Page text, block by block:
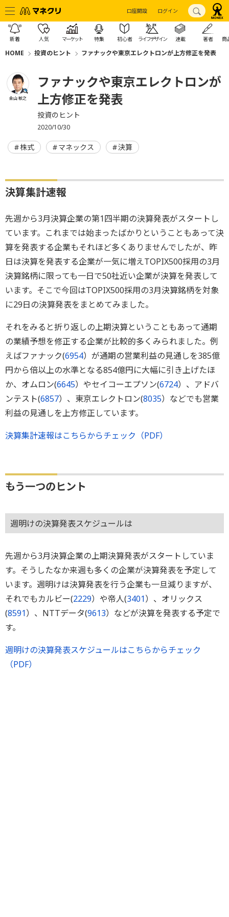
口座開設 ログイン
新着 人気 マーケット 特集 初心者 ライフデザイン 連載 著者 商
HOME 投資のヒント ファナックや東京エレクトロンが上方修正を発表
金山 敏之
ファナックや東京エレクトロンが
上方修正を発表
投資のヒント
2020/10/30
株式 マネックス 決算
決算集計速報
先週から3月決算企業の第1四半期の決算発表がスタートし
ています。これまでは始まったばかりということもあって決
算を発表する企業もそれほど多くありませんでしたが、昨
日は決算を発表する企業が一気に増えTOPIX500採用の3月
決算銘柄に限っても一日で50社近い企業が決算を発表して
います。そこで今回はTOPIX500採用の3月決算銘柄を対象
に29日の決算発表をまとめてみました。
それをみると折り返しの上期決算ということもあって通期
の業績予想を修正する企業が比較的多くみられました。例
えばファナック(6954）が通期の営業利益の見通しを385億
円から倍以上の水準となる854億円に大幅に引き上げたほ
か、オムロン(6645）やセイコーエプソン(6724）、アドバ
ンテスト(6857）、東京エレクトロン(8035）などでも営業
利益の見通しを上方修正しています。
決算集計速報はこちらからチェック（PDF）
もう一つのヒント
週明けの決算発表スケジュールは
先週から3月決算企業の上期決算発表がスタートしていま
す。そうしたなか来週も多くの企業が決算発表を予定して
います。週明けは決算発表を行う企業も一旦減りますが、
それでもカルビー(2229）や帝人(3401）、オリックス
(8591）、NTTデータ(9613）などが決算を発表する予定で
す。
週明けの決算発表スケジュールはこちらからチェック
（PDF）